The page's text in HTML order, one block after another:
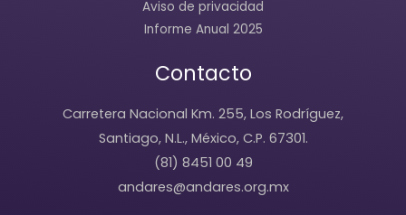
Aviso de privacidad
Informe Anual 2025
Contacto
Carretera Nacional Km. 255, Los Rodríguez,
Santiago, N.L., México, C.P. 67301.
(81) 8451 00 49
andares@andares.org.mx